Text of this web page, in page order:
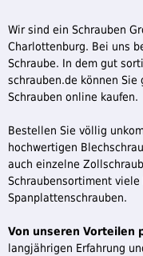
Wir sind ein Schrauben
Charlottenburg. Bei uns
Schraube. In dem gut
schrauben.de können Sie
Schrauben online kaufen.
Bestellen Sie völlig
hochwertigen
auch einzelne
Schraubensortiment
Spanplattenschrauben.
Von unseren Vorteilen
langjährigen Erfahrung